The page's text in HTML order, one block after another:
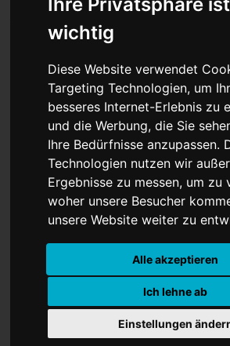
wichtig
Diese Website verwendet
Targeting Technologien, um
besseres Internet-Erlebnis zu
und die Werbung, die Sie
Ihre Bedürfnisse anzupassen.
Technologien nutzen wir
Ergebnisse zu messen, um zu
woher unsere Besucher
unsere Website weiter zu
Alle akzeptieren
Ich lehne ab
Einstellungen
Foucaultsches
Bewegung